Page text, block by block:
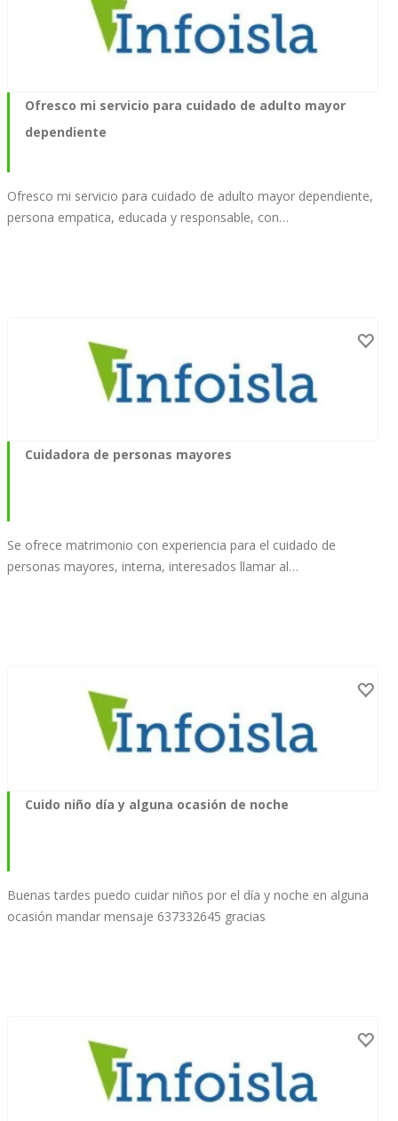
Ofresco mi servicio para cuidado de adulto mayor
dependiente
Ofresco mi servicio para cuidado de adulto mayor dependiente,
persona empatica, educada y responsable, con…
Cuidadora de personas mayores
Se ofrece matrimonio con experiencia para el cuidado de
personas mayores, interna, interesados llamar al…
Cuido niño día y alguna ocasión de noche
Buenas tardes puedo cuidar niños por el día y noche en alguna
ocasión mandar mensaje 637332645 gracias